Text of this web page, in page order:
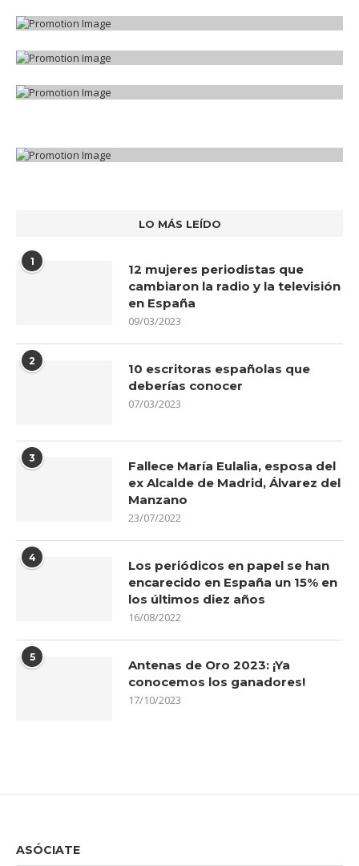
LO MÁS LEÍDO
1
12 mujeres periodistas que
cambiaron la radio y la televisión
en España
09/03/2023
2
10 escritoras españolas que
deberías conocer
07/03/2023
3
Fallece María Eulalia, esposa del
ex Alcalde de Madrid, Álvarez del
Manzano
23/07/2022
4
Los periódicos en papel se han
encarecido en España un 15% en
los últimos diez años
16/08/2022
5
Antenas de Oro 2023: ¡Ya
conocemos los ganadores!
17/10/2023
ASÓCIATE